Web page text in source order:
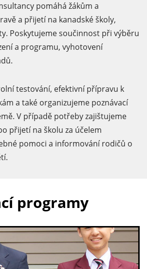
pomáhá žákům a
a přijetí na kanadské školy,
Poskytujeme součinnost při výběru
a programu, vyhotovení
testování, efektivní přípravu k
a také organizujeme poznávací
V případě potřeby zajištujeme
přijetí na školu za účelem
pomoci a informování rodičů o
programy